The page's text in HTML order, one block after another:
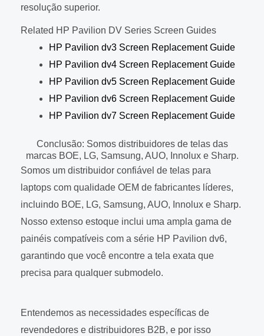
resolução superior.
Related HP Pavilion DV Series Screen Guides
HP Pavilion dv3 Screen Replacement Guide
HP Pavilion dv4 Screen Replacement Guide
HP Pavilion dv5 Screen Replacement Guide
HP Pavilion dv6 Screen Replacement Guide
HP Pavilion dv7 Screen Replacement Guide
Conclusão: Somos distribuidores de telas das
marcas BOE, LG, Samsung, AUO, Innolux e Sharp.
Somos um distribuidor confiável de telas para
laptops com qualidade OEM de fabricantes líderes,
incluindo BOE, LG, Samsung, AUO, Innolux e Sharp.
Nosso extenso estoque inclui uma ampla gama de
painéis compatíveis com a série HP Pavilion dv6,
garantindo que você encontre a tela exata que
precisa para qualquer submodelo.
Entendemos as necessidades específicas de
revendedores e distribuidores B2B, e por isso